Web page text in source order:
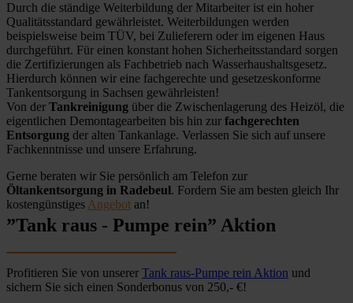
Durch die ständige Weiterbildung der Mitarbeiter ist ein hoher
Qualitätsstandard gewährleistet. Weiterbildungen werden
beispielsweise beim TÜV, bei Zulieferern oder im eigenen Haus
durchgeführt. Für einen konstant hohen Sicherheitsstandard sorgen
die Zertifizierungen als Fachbetrieb nach Wasserhaushaltsgesetz.
Hierdurch können wir eine fachgerechte und gesetzeskonforme
Tankentsorgung in Sachsen gewährleisten!
Von der Tankreinigung über die Zwischenlagerung des Heizöl, die
eigentlichen Demontagearbeiten bis hin zur fachgerechten
Entsorgung der alten Tankanlage. Verlassen Sie sich auf unsere
Fachkenntnisse und unsere Erfahrung.
Gerne beraten wir Sie persönlich am Telefon zur
Öltankentsorgung in Radebeul. Fordern Sie am besten gleich Ihr
kostengünstiges Angebot an!
”Tank raus - Pumpe rein” Aktion
Profitieren Sie von unserer Tank raus-Pumpe rein Aktion und
sichern Sie sich einen Sonderbonus von 250,- €!